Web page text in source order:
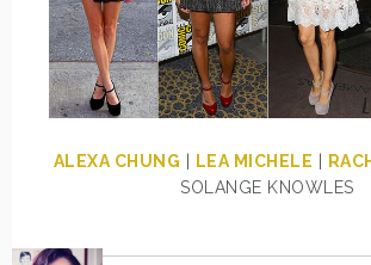
ALEXA CHUNG | LEA MICHELE |
SOLANGE KNOWLES